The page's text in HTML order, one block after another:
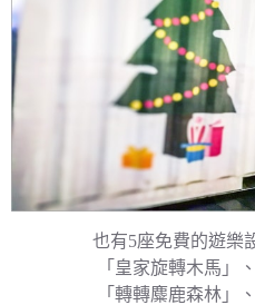
也有5座免費的遊樂
「皇家旋轉木馬」
「轉轉麋鹿森林」